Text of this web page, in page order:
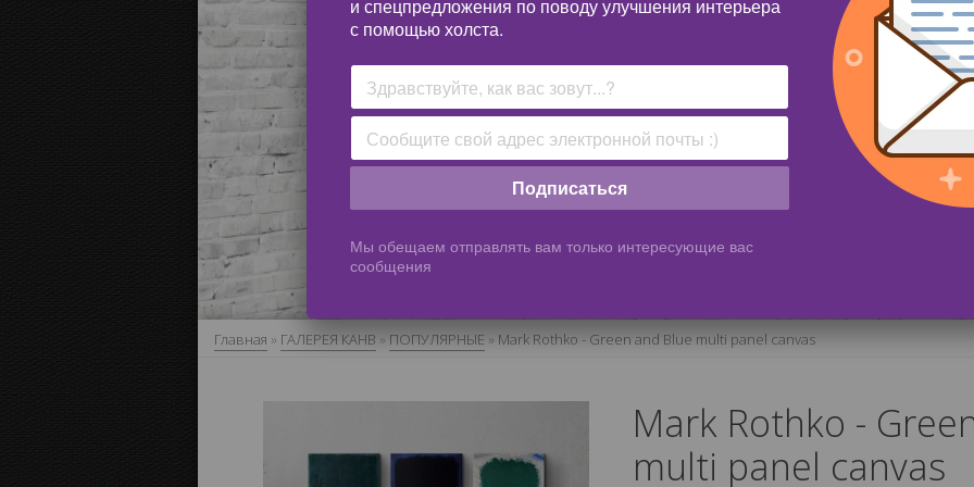
Главная » ГАЛЕРЕЯ КАНВ » ПОПУЛЯРНЫЕ » Mark Rothko - Green and Blue multi panel canvas
Mark Rothko -
multi panel canvas
и спецпредложения по поводу улучшения интерьера
с помощью холста.
Подписаться
Мы обещаем отправлять вам только интересующие вас
сообщения